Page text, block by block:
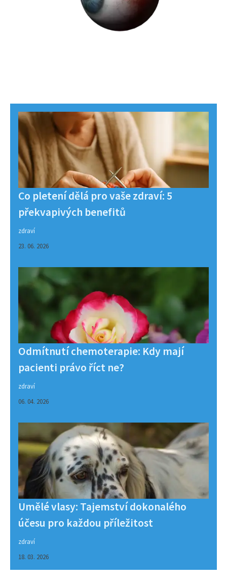
Co pletení dělá pro vaše zdraví: 5
překvapivých benefitů
zdraví
23. 06. 2026
Odmítnutí chemoterapie: Kdy mají
pacienti právo říct ne?
zdraví
06. 04. 2026
Umělé vlasy: Tajemství dokonalého
účesu pro každou příležitost
zdraví
18. 03. 2026